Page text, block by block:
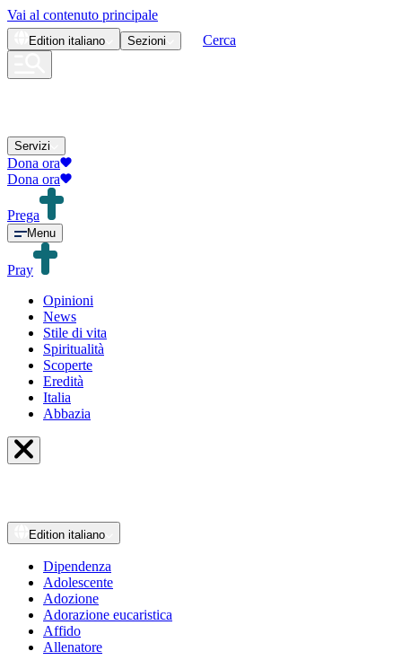
Vai al contenuto principale
Edition italiano Sezioni Cerca
Servizi
Dona ora
Dona ora
Prega
Menu
Pray
Opinioni
News
Stile di vita
Spiritualità
Scoperte
Eredità
Italia
Abbazia
Edition italiano
Dipendenza
Adolescente
Adozione
Adorazione eucaristica
Affido
Allenatore